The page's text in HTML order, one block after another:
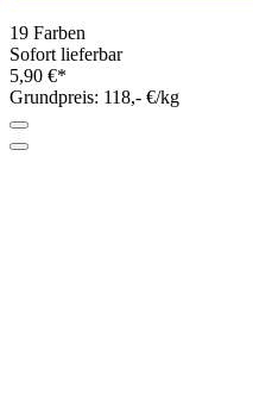
19 Farben
Sofort lieferbar
5,90 €*
Grundpreis: 118,- €/kg